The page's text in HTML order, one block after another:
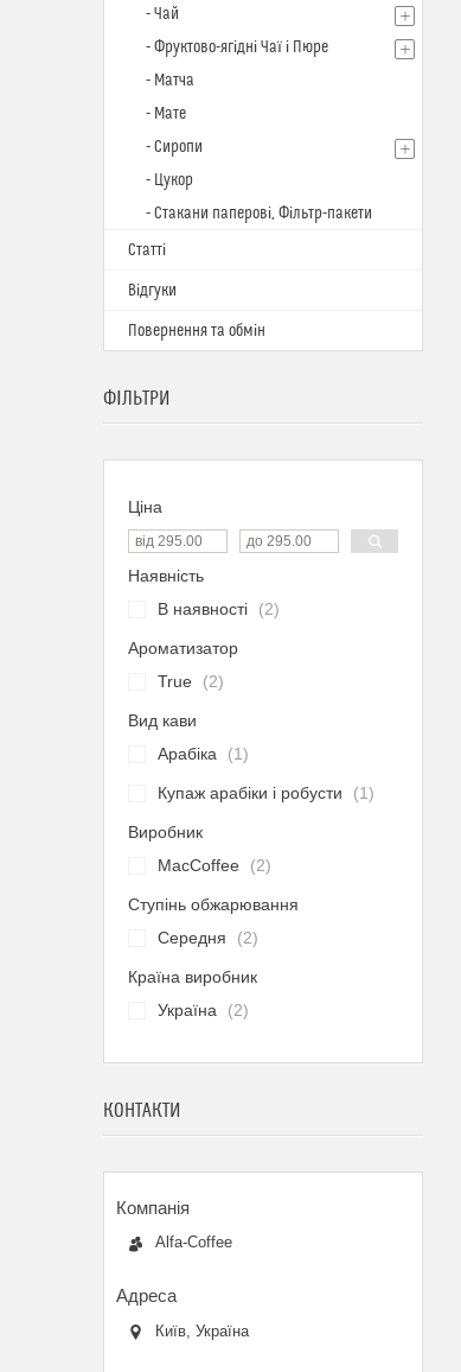
- Чай
- Фруктово-ягідні Чаї і Пюре
- Матча
- Мате
- Сиропи
- Цукор
- Стакани паперові, Фільтр-пакети
Статті
Відгуки
Повернення та обмін
ФІЛЬТРИ
Ціна
Наявність
В наявності
2
Ароматизатор
True
2
Вид кави
Арабіка
1
Купаж арабіки і робусти 1
Виробник
MacCoffee
2
Ступінь обжарювання
Середня
2
Країна виробник
Україна
2
КОНТАКТИ
Alfa-Coffee
Київ, Україна